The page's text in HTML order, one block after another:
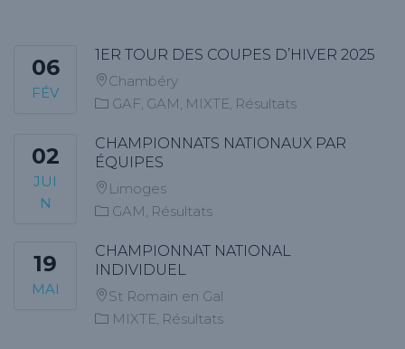
06
FÉV
1ER TOUR DES COUPES D’HIVER 2025
Chambéry
GAF GAM MIXTE Résultats
02
JUI
N
CHAMPIONNATS NATIONAUX PAR
ÉQUIPES
Limoges
GAM Résultats
19
MAI
CHAMPIONNAT NATIONAL
INDIVIDUEL
St Romain en Gal
MIXTE Résultats